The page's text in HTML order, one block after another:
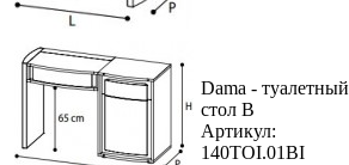
Dama - туалетный
стол B
Артикул:
140TOI.01BI